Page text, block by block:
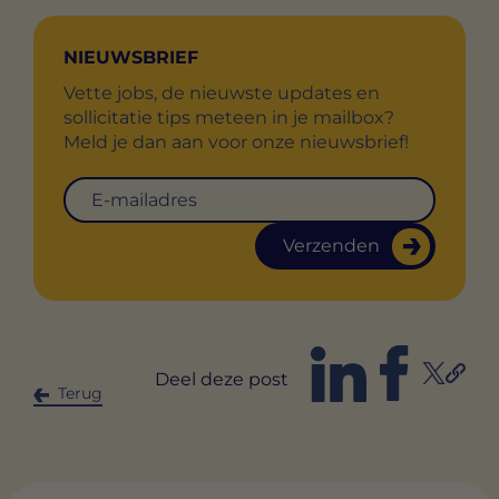
NIEUWSBRIEF
Vette jobs, de nieuwste updates en
sollicitatie tips meteen in je mailbox?
Meld je dan aan voor onze nieuwsbrief!
Verzenden
Terug
Deel deze post